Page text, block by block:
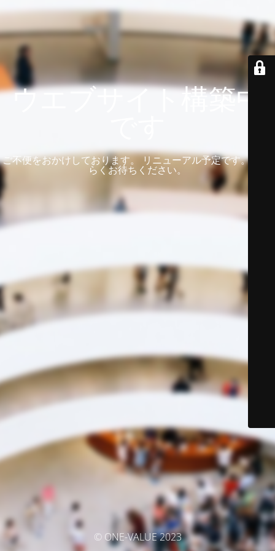
ウエブサイト構築中
ご不便をおかけしております。 リニューアル予定です。 しば
らくお待ちください。
© ONE-VALUE 2023